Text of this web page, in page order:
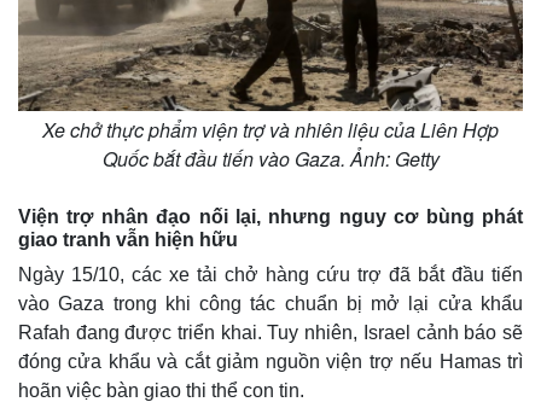
Xe chở thực phẩm viện trợ và nhiên liệu của Liên Hợp
Quốc bắt đầu tiến vào Gaza. Ảnh: Getty
Viện trợ nhân đạo nối lại, nhưng nguy cơ bùng phát
giao tranh vẫn hiện hữu
Ngày 15/10, các xe tải chở hàng cứu trợ đã bắt đầu tiến
vào Gaza trong khi công tác chuẩn bị mở lại cửa khẩu
Rafah đang được triển khai. Tuy nhiên, Israel cảnh báo sẽ
đóng cửa khẩu và cắt giảm nguồn viện trợ nếu Hamas trì
hoãn việc bàn giao thi thể con tin.